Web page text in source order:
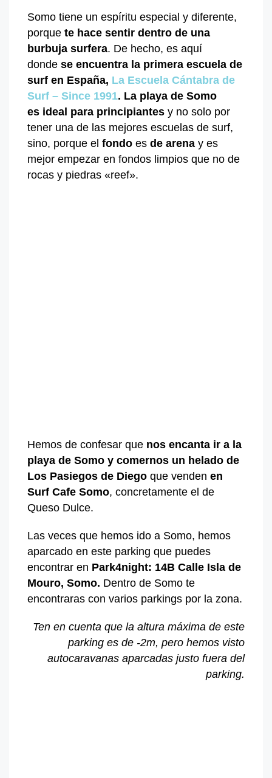
Somo tiene un espíritu especial y diferente,
porque te hace sentir dentro de una
burbuja surfera. De hecho, es aquí
donde se encuentra la primera escuela de
surf en España, La Escuela Cántabra de
Surf – Since 1991. La playa de Somo
es ideal para principiantes y no solo por
tener una de las mejores escuelas de surf,
sino, porque el fondo es de arena y es
mejor empezar en fondos limpios que no de
rocas y piedras «reef».
Hemos de confesar que nos encanta ir a la
playa de Somo y comernos un helado de
Los Pasiegos de Diego que venden en
Surf Cafe Somo, concretamente el de
Queso Dulce.
Las veces que hemos ido a Somo, hemos
aparcado en este parking que puedes
encontrar en Park4night: 14B Calle Isla de
Mouro, Somo. Dentro de Somo te
encontraras con varios parkings por la zona.
Ten en cuenta que la altura máxima de este
parking es de -2m, pero hemos visto
autocaravanas aparcadas justo fuera del
parking.